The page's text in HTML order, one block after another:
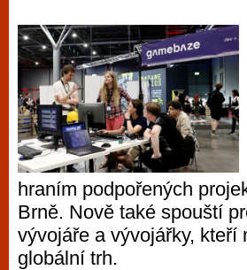
hraním podpořených
Brně. Nově také spouští
vývojáře a vývojářky, kteří
globální trh.